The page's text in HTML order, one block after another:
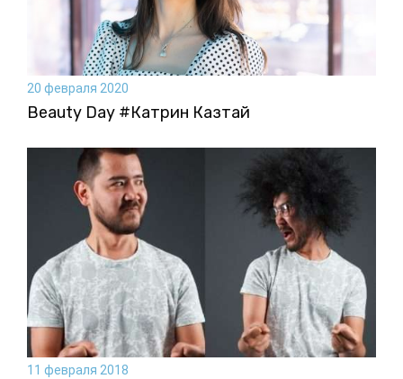
20 февраля 2020
Beauty Day #Катрин Казтай
11 февраля 2018